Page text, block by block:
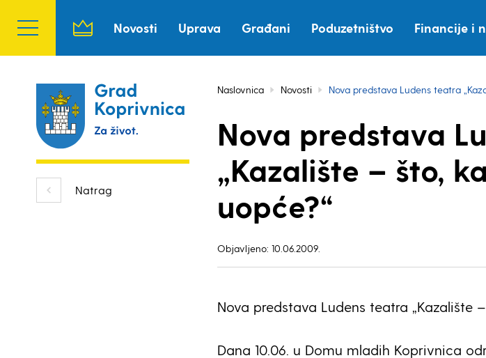
Novosti Uprava Građani Poduzetništvo Financije i
Natrag
Naslovnica Novosti Nova predstava Ludens teatra
Nova predstava
„Kazalište – što,
uopće?“
Objavljeno: 10.06.2009.
Nova predstava Ludens teatra „Kazalište
Dana 10.06. u Domu mladih Koprivnica